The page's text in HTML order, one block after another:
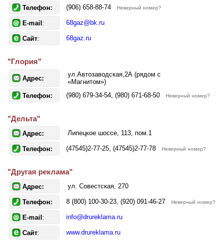
Телефон: (906) 658-88-74 Неверный номер?
E-mail : 68gaz@bk.ru
Сайт: 68gaz.ru
"Глория"
Адрес:
ул.Автозаводская,2А (рядом с
«Магнитом»)
Телефон:
(980) 679-34-54, (980) 671-68-50 Неверный номер?
"Дельта"
Адрес: Липецкое шоссе, 113, пом.1
Телефон: (47545)2-77-25, (47545)2-77-78 Неверный номер?
"Другая реклама"
Адрес: ул. Совестская, 270
Телефон: 8 (800) 100-30-23, (920) 091-46-27 Неверный номер?
E-mail : info@drureklama.ru
Сайт: www.drureklama.ru